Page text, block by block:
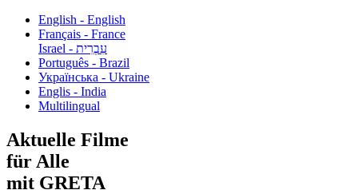
English - English
Français - France
עִבְרִית - Israel
Português - Brazil
Українська - Ukraine
Englis - India
Multilingual
Aktuelle Filme
für Alle
mit GRETA